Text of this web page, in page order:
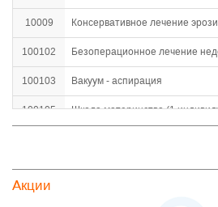
10009 Консервативное лечение
100102 Безоперационное лечение
100103 Вакуум - аспирация
100105 Школа материнства (1
100108
Акции